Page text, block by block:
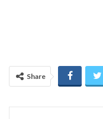
Share